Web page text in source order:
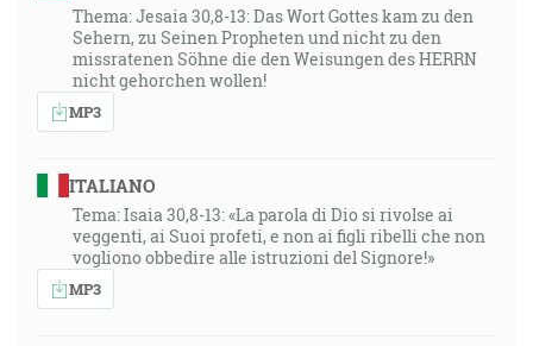
Thema: Jesaia 30,8-13: Das Wort Gottes kam zu den
Sehern, zu Seinen Propheten und nicht zu den
missratenen Söhne die den Weisungen des HERRN
nicht gehorchen wollen!
MP3
ITALIANO
Tema: Isaia 30,8-13: «La parola di Dio si rivolse ai
veggenti, ai Suoi profeti, e non ai figli ribelli che non
vogliono obbedire alle istruzioni del Signore!»
MP3